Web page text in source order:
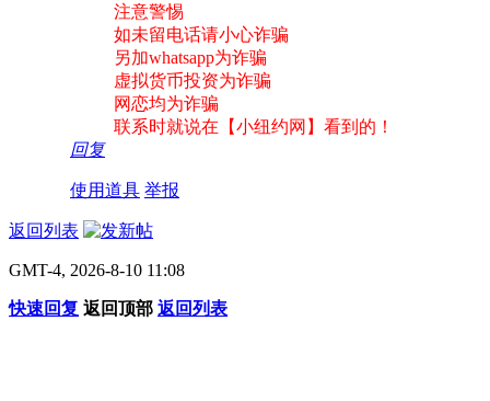
注意警惕
如未留电话请小心诈骗
另加whatsapp为诈骗
虚拟货币投资为诈骗
网恋均为诈骗
联系时就说在【小纽约网】看到的！
回复
使用道具 举报
返回列表
GMT-4, 2026-8-10 11:08
快速回复 返回顶部 返回列表